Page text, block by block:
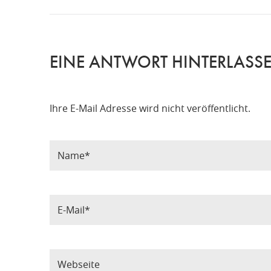
EINE ANTWORT
Ihre E-Mail Adresse wird nicht veröffentlicht.